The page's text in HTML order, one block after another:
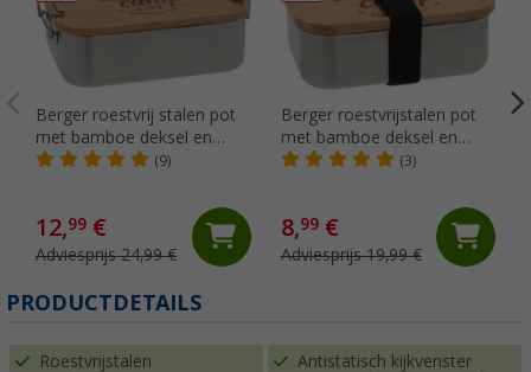
Berger roestvrij stalen pot
met bamboe deksel en
hanger 1200 ml (9)
12,99 €
Adviesprijs 24,99 €
Berger roestvrijstalen pot
met bamboe deksel en
elastiek 800 ml (3)
8,99€
Adviesprijs 19,99 €
PRODUCTDETAILS
Roestvrijstalen
Antistatisch kijkvenster